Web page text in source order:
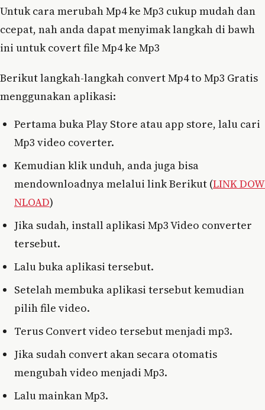
Untuk cara merubah Mp4 ke Mp3 cukup mudah dan
ccepat, nah anda dapat menyimak langkah di bawh
ini untuk covert file Mp4 ke Mp3
Berikut langkah-langkah convert Mp4 to Mp3 Gratis
menggunakan aplikasi:
Pertama buka Play Store atau app store, lalu cari
Mp3 video coverter.
Kemudian klik unduh, anda juga bisa
mendownloadnya melalui link Berikut (LINK DOW
NLOAD)
Jika sudah, install aplikasi Mp3 Video converter
tersebut.
Lalu buka aplikasi tersebut.
Setelah membuka aplikasi tersebut kemudian
pilih file video.
Terus Convert video tersebut menjadi mp3.
Jika sudah convert akan secara otomatis
mengubah video menjadi Mp3.
Lalu mainkan Mp3.